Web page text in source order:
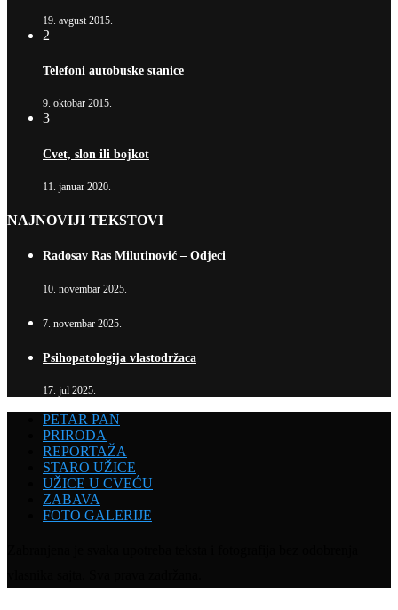
19. avgust 2015.
2
Telefoni autobuske stanice
9. oktobar 2015.
3
Cvet, slon ili bojkot
11. januar 2020.
NAJNOVIJI TEKSTOVI
Radosav Ras Milutinović – Odjeci
10. novembar 2025.
7. novembar 2025.
Psihopatologija vlastodržaca
17. jul 2025.
PETAR PAN
PRIRODA
REPORTAŽA
STARO UŽICE
UŽICE U CVEĆU
ZABAVA
FOTO GALERIJE